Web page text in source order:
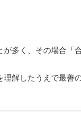
多く、その場合「
解したうえで最善